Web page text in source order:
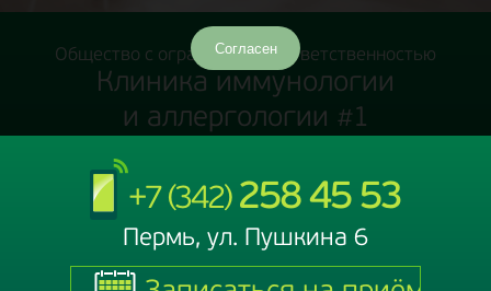
Согласен
Общество с ограниченной ответственностью
Клиника иммунологии
и аллергологии #1
+7 (342) 258 45 53
Пермь, ул. Пушкина 6